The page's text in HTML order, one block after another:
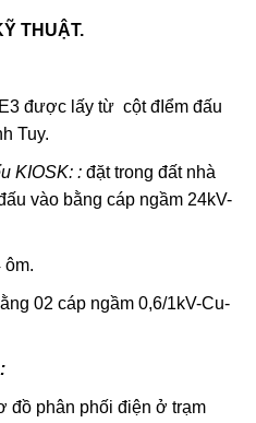
THUẬT.
được lấy từ cột đIểm đấu
Tuy.
KIOSK: :đặt trong đất nhà
vào bằng cáp ngầm 24kV-
02 cáp ngầm 0,6/1kV-Cu-
đồ phân phối điện ở trạm